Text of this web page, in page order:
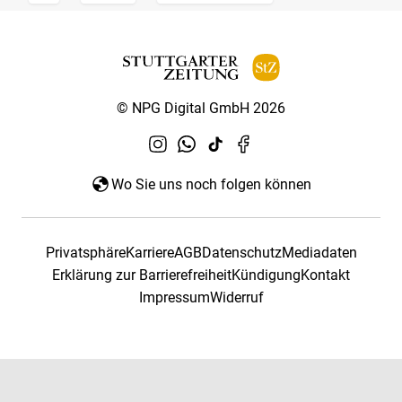
© NPG Digital GmbH 2026
Wo Sie uns noch folgen können
PrivatsphäreKarriereAGBDatenschutzMediadaten
Erklärung zur BarrierefreiheitKündigungKontakt
ImpressumWiderruf